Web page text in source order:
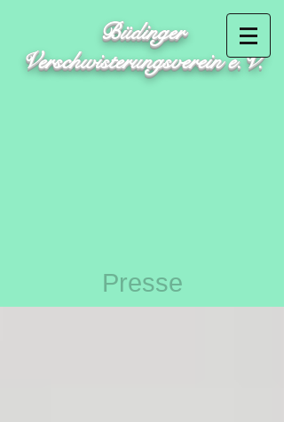
Büdinger
Verschwisterungsverein e.V.
Presse